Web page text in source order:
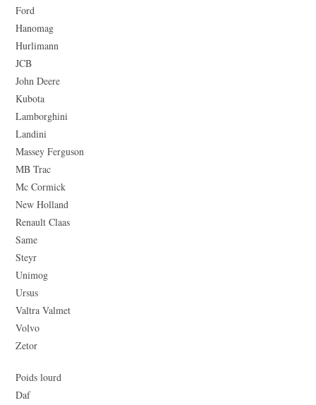
Ford
Hanomag
Hurlimann
JCB
John Deere
Kubota
Lamborghini
Landini
Massey Ferguson
MB Trac
Mc Cormick
New Holland
Renault Claas
Same
Steyr
Unimog
Ursus
Valtra Valmet
Volvo
Zetor
Poids lourd
Daf